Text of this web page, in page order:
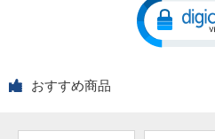
おすすめ商品